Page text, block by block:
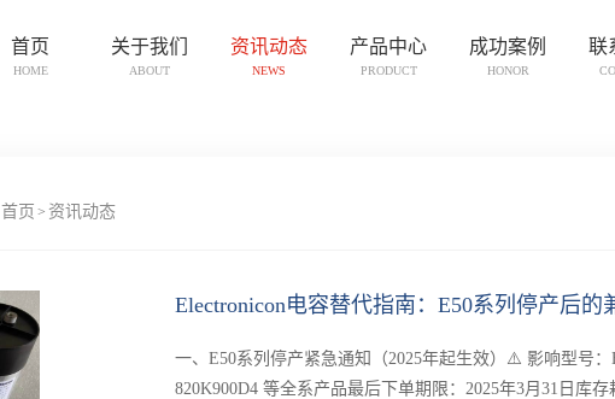
首页
HOME
关于我们
ABOUT
资讯动态
NEWS
产品中心
PRODUCT
成功案例
HONOR
联
首页 > 资讯动态
Electronicon电容替代指南：E50系列停产后的
一、E50系列停产紧急通知（2025年起生效）⚠️ 影响型号：
820K900D4 等全系产品最后下单期限：2025年3月31日库